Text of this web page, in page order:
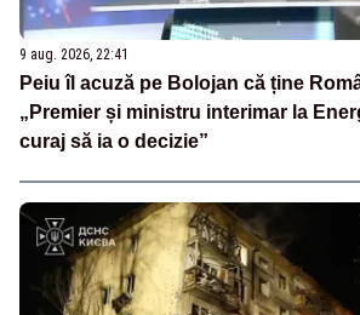
9 aug. 2026, 22:41
Peiu îl acuză pe Bolojan că ține
„Premier și ministru interimar la
curaj să ia o decizie”